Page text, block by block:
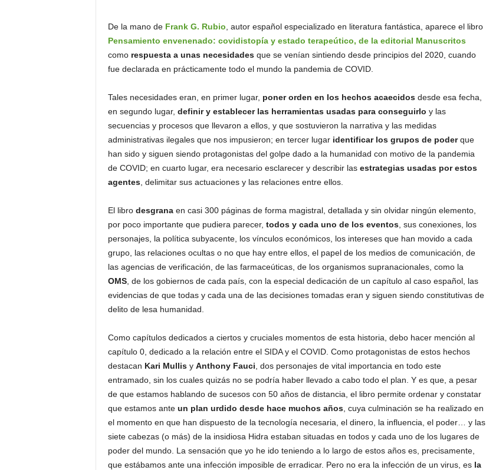
De la mano de Frank G. Rubio , autor español especializado en literatura fantástica, aparece el libro
Pensamiento envenenado: covidistopía y estado terapeútico, de la editorial Manuscritos
como respuesta a unas necesidadesque se venían sintiendo desde principios del 2020, cuando
fue declarada en prácticamente todo el mundo la pandemia de COVID.
Tales necesidades eran, en primer lugar, poner orden en los hechos acaecidosdesde esa fecha,
en segundo lugar, definir y establecer las herramientas usadas para conseguirlo y las
secuencias y procesos que llevaron a ellos, y que sostuvieron la narrativa y las medidas
administrativas ilegales que nos impusieron; en tercer lugar identificar los grupos de poderque
han sido y siguen siendo protagonistas del golpe dado a la humanidad con motivo de la pandemia
de COVID; en cuarto lugar, era necesario esclarecer y describir las estrategias usadas por estos
agentes, delimitar sus actuaciones y las relaciones entre ellos.
El libro desgranaen casi 300 páginas de forma magistral, detallada y sin olvidar ningún elemento,
por poco importante que pudiera parecer, todos y cada uno de los eventos, sus conexiones, los
personajes, la política subyacente, los vínculos económicos, los intereses que han movido a cada
grupo, las relaciones ocultas o no que hay entre ellos, el papel de los medios de comunicación, de
las agencias de verificación, de las farmaceúticas, de los organismos supranacionales, como la
OMS, de los gobiernos de cada país, con la especial dedicación de un capítulo al caso español, las
evidencias de que todas y cada una de las decisiones tomadas eran y siguen siendo constitutivas de
delito de lesa humanidad.
Como capítulos dedicados a ciertos y cruciales momentos de esta historia, debo hacer mención al
capítulo 0, dedicado a la relación entre el SIDA y el COVID. Como protagonistas de estos hechos
destacan Kari Mullisy Anthony Fauci , dos personajes de vital importancia en todo este
entramado, sin los cuales quizás no se podría haber llevado a cabo todo el plan. Y es que, a pesar
de que estamos hablando de sucesos con 50 años de distancia, el libro permite ordenar y constatar
que estamos ante un plan urdido desde hace muchos años, cuya culminación se ha realizado en
el momento en que han dispuesto de la tecnología necesaria, el dinero, la influencia, el poder… y las
siete cabezas (o más) de la insidiosa Hidra estaban situadas en todos y cada uno de los lugares de
poder del mundo. La sensación que yo he ido teniendo a lo largo de estos años es, precisamente,
que estábamos ante una infección imposible de erradicar. Pero no era la infección de un virus, esla